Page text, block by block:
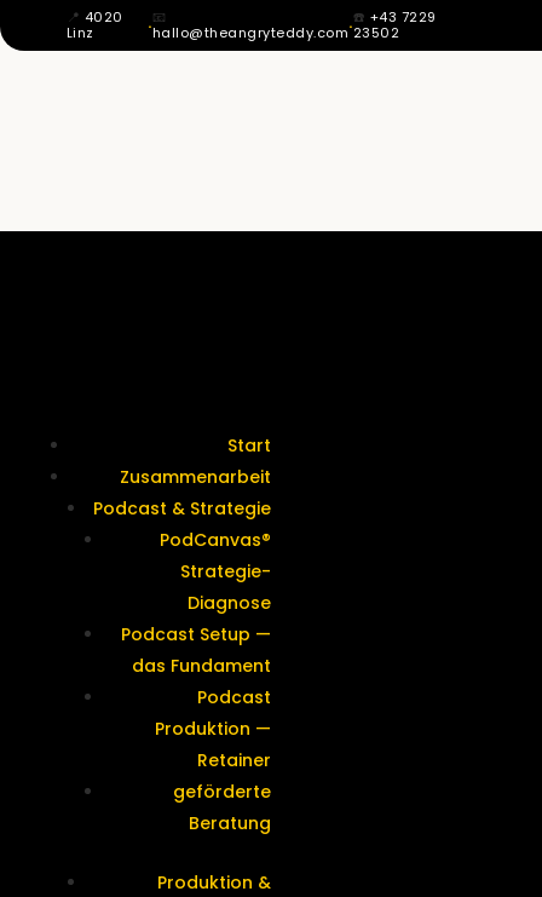
📍 4020
Linz
·📧
hallo@theangryteddy.com·☎️ +43 7229
23502
Start
Zusammenarbeit
Podcast & Strategie
PodCanvas®
Strategie-
Diagnose
Podcast Setup —
das Fundament
Podcast
Produktion —
Retainer
geförderte
Beratung
Produktion &